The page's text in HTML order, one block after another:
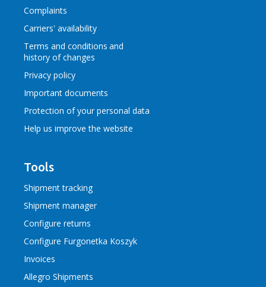
Complaints
Carriers' availability
Terms and conditions and
history of changes
Privacy policy
Important documents
Protection of your personal data
Help us improve the website
Tools
Shipment tracking
Shipment manager
Configure returns
Configure Furgonetka Koszyk
Invoices
Allegro Shipments